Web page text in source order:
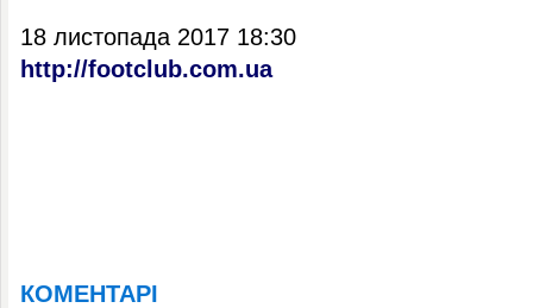
18 листопада 2017 18:30
http://footclub.com.ua
КОМЕНТАРІ